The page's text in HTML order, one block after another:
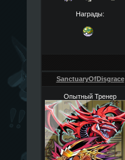
Награды:
SanctuaryOfDisgrace
Опытный Тренер